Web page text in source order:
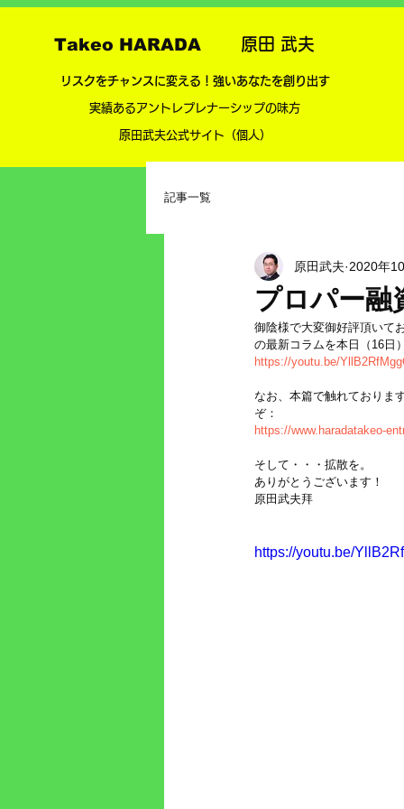
Takeo HARADA 原田 武夫
​リスクをチャンスに変える！強いあなたを創り出す
実績あるアントレプレナーシップの味方
​ ​原田武夫公式サイト（個人）
記事一覧
プロパー融
原田武夫 2020年
御陰様で大変御好評頂いて
の最新コラムを本日（16日
https://youtu.be/
なお、本篇で触れておりま
ぞ：
https://www.haradatakeo-
そして・・・拡散を。
ありがとうございます！
原田武夫拜
https://youtu.be/